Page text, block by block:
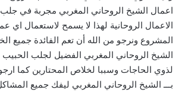
اعمال الشيخ الروحاني المغربي مجربة في
الاعمال الروحانية لهذا لا يسمح لاستعمال اي
المشروع ونرجو من الله أن تعم الفائدة جميع
الشيخ الروحاني المغربي الفضيل لجلب
لذوي الحاجات وسببا لخلاص المحتارين كما
بـــ الشيخ الروحاني المغربي ليفك جميع